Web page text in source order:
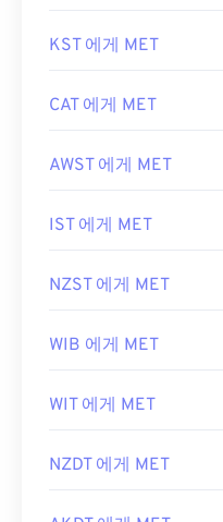
KST 에게 MET
CAT 에게 MET
AWST 에게 MET
IST 에게 MET
NZST 에게 MET
WIB 에게 MET
WIT 에게 MET
NZDT 에게 MET